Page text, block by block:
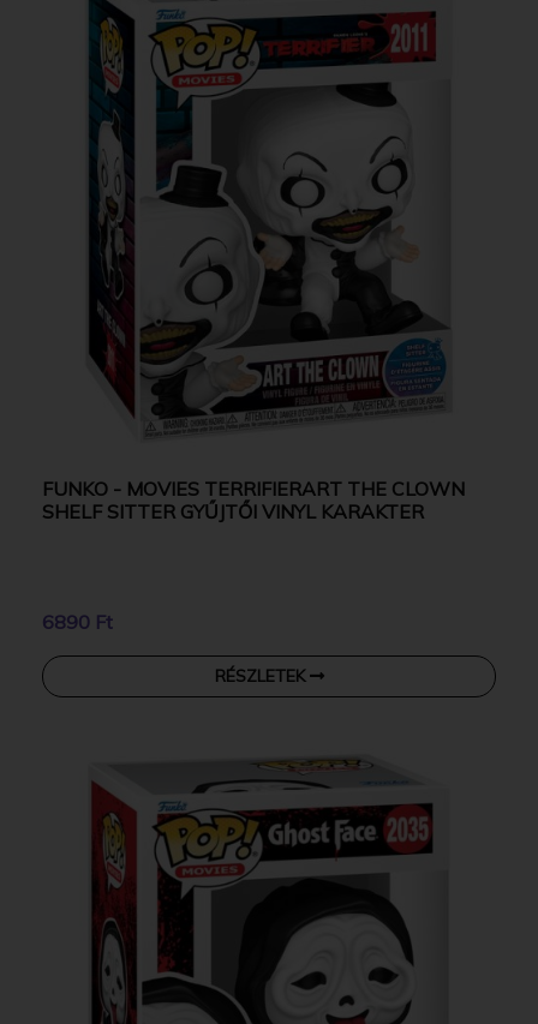
FUNKO - MOVIES TERRIFIERART THE CLOWN
SHELF SITTER GYŰJTŐI VINYL KARAKTER
6890 Ft
RÉSZLETEK